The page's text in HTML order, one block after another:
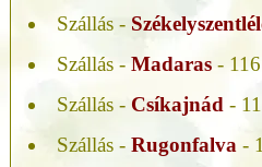
Szállás -
Szállás - Madaras-
Szállás - Csíkajnád -
Szállás - Rugonfalva -